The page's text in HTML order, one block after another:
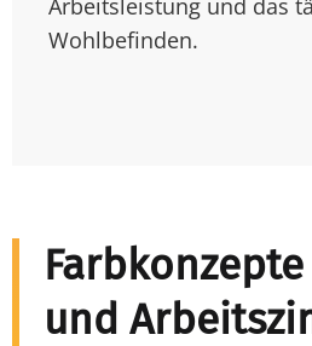
Arbeitsleistung und das
Wohlbefinden.
und